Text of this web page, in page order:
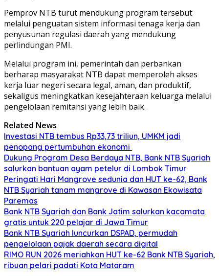
Pemprov NTB turut mendukung program tersebut
melalui penguatan sistem informasi tenaga kerja dan
penyusunan regulasi daerah yang mendukung
perlindungan PMI.
Melalui program ini, pemerintah dan perbankan
berharap masyarakat NTB dapat memperoleh akses
kerja luar negeri secara legal, aman, dan produktif,
sekaligus meningkatkan kesejahteraan keluarga melalui
pengelolaan remitansi yang lebih baik.
Related News
Investasi NTB tembus Rp33,73 triliun, UMKM jadi
penopang pertumbuhan ekonomi
Dukung Program Desa Berdaya NTB, Bank NTB Syariah
salurkan bantuan ayam petelur di Lombok Timur
Peringati Hari Mangrove sedunia dan HUT ke-62, Bank
NTB Syariah tanam mangrove di Kawasan Ekowisata
Paremas
Bank NTB Syariah dan Bank Jatim salurkan kacamata
gratis untuk 220 pelajar di Jawa Timur
Bank NTB Syariah luncurkan DSPAD, permudah
pengelolaan pajak daerah secara digital
RIMO RUN 2026 meriahkan HUT ke-62 Bank NTB Syariah,
ribuan pelari padati Kota Mataram